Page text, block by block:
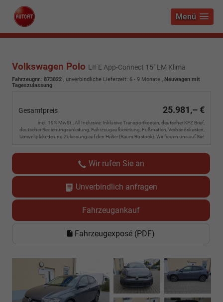
Menü
Volkswagen Polo LIFE App-Connect 15" LM Klima
Fahrzeugnr.: 873822 , unverbindliche Lieferzeit: 6 - 9 Monate , Neuwagen mit
Tageszulassung
Gesamtpreis 25.981,– €
incl. 19% MwSt., All Inclusive: Inklusive Transportkosten, deutscher KFZ Brief,
deutscher Bedienungsanleitung, Fahrzeugaufbereitung, Fußmatten, Verbandskasten,
Umweltplakette und Zulassung auf den Halter (Raum Rostock). Wir freuen uns auf Sie!
Wir rufen Sie an
Unverbindlich anfragen
Fahrzeugankauf
Fahrzeugexposé (PDF)